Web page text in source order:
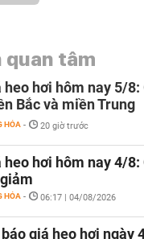
quan tâm
heo hơi hôm nay 5/
Bắc và miền Trung
HÓA - 20 giờ trước
heo hơi hôm nay 4/
HÓA - 06:17 | 04/08/2026
giá heo hơi ngày